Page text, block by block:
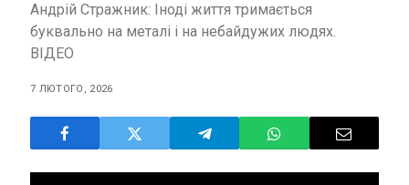
Андрій Стражник: Іноді життя тримається
буквально на металі і на небайдужих людях.
ВІДЕО
7 ЛЮТОГО, 2026